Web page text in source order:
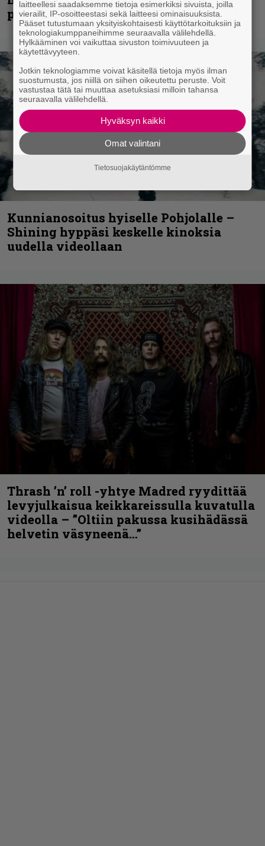
palkinnollaan
Kunnianosoitus hyiselle Pohjolalle –
Shining hyppäsi keskelle kinoksia
uudella videollaan
Thrash ’n’ roll -yhtye Madred ryydittää
levyjulkaisua keikkareissulla kuvatulla
videolla – ”Oltiin pakussa kusihädässä
helvetin väsyneenä…”
laitteellesi saadaksemme tietoja esimerkiksi sivuista, joilla
vierailit, IP-osoitteestasi sekä laitteesi ominaisuuksista.
Pääset tutustumaan yksityiskohtaisesti käyttötarkoituksiin ja
teknologiakumppaneihimme seuraavalla välilehdellä.
Hylkääminen voi vaikuttaa sivuston toimivuuteen ja
käytettävyyteen.
Jotkin teknologiamme voivat käsitellä tietoja myös ilman
suostumusta, jos niillä on siihen oikeutettu peruste. Voit
vastustaa tätä tai muuttaa asetuksiasi milloin tahansa
seuraavalla välilehdellä.
Hyväksyn kaikki
Omat valintani
Tietosuojakäytäntömme